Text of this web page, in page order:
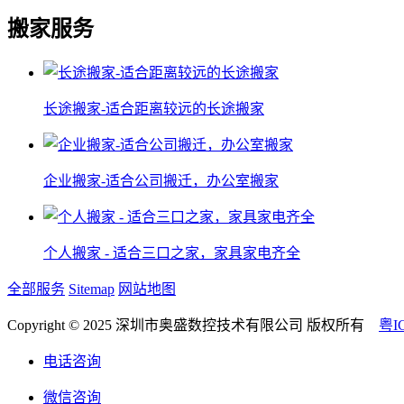
搬家服务
长途搬家-适合距离较远的长途搬家
企业搬家-适合公司搬迁，办公室搬家
个人搬家 - 适合三口之家，家具家电齐全
全部服务 Sitemap 网站地图
Copyright © 2025 深圳市奥盛数控技术有限公司 版权所有 粤
电话咨询
微信咨询